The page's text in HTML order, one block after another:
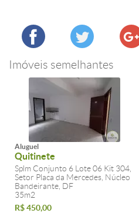
Imóveis semelhantes
Aluguel
Quitinete
Splm Conjunto 6 Lote 06 Kit 304,
Setor Placa da Mercedes, Núcleo
Bandeirante, DF
35m2
R$ 450,00